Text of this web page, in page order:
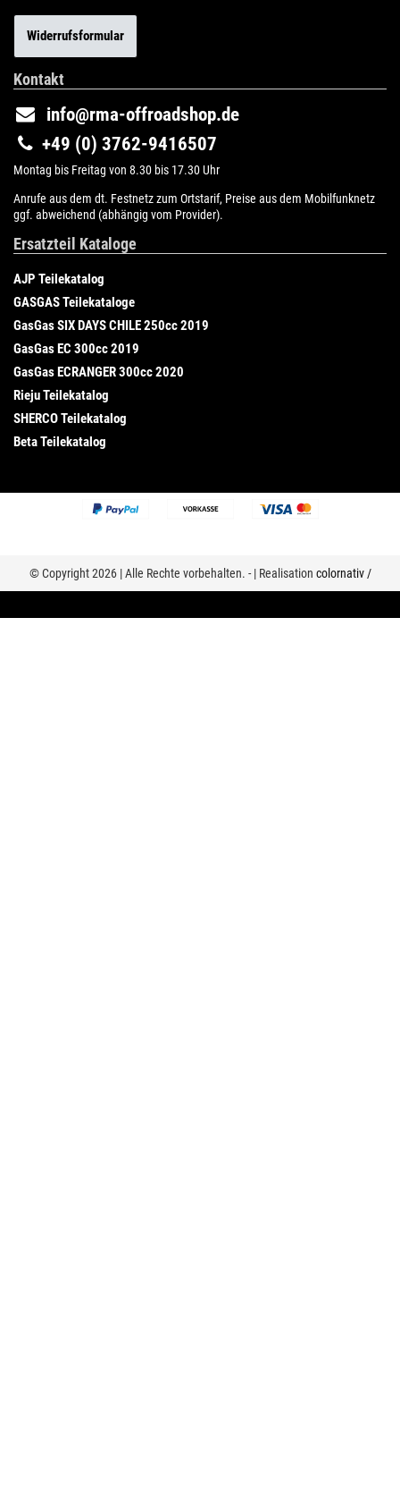
Widerrufsformular
Kontakt
info@rma-offroadshop.de
+49 (0) 3762-9416507
Montag bis Freitag von 8.30 bis 17.30 Uhr
Anrufe aus dem dt. Festnetz zum Ortstarif, Preise aus dem Mobilfunknetz
ggf. abweichend (abhängig vom Provider).
Ersatzteil Kataloge
AJP Teilekatalog
GASGAS Teilekataloge
GasGas SIX DAYS CHILE 250cc 2019
GasGas EC 300cc 2019
GasGas ECRANGER 300cc 2020
Rieju Teilekatalog
SHERCO Teilekatalog
Beta Teilekatalog
© Copyright 2026 | Alle Rechte vorbehalten. - | Realisation colornativ /